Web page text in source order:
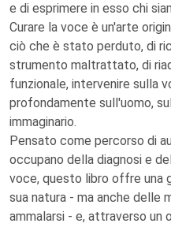
e di esprimere in esso chi
Curare la voce è un'arte
ciò che è stato perduto, di
strumento maltrattato, di
funzionale, intervenire sulla
profondamente sull'uomo,
immaginario.
Pensato come percorso di
occupano della diagnosi e
voce, questo libro offre una
sua natura - ma anche delle
ammalarsi - e, attraverso un